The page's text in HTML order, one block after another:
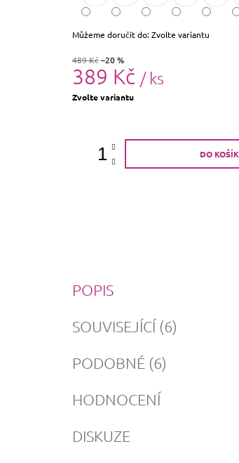
Můžeme doručit do:Zvolte variantu
489 Kč–20 %
389 Kč / ks
Měrná
Zvolte variantu
DO
POPIS
SOUVISEJÍCÍ (6)
PODOBNÉ (6)
HODNOCENÍ
DISKUZE